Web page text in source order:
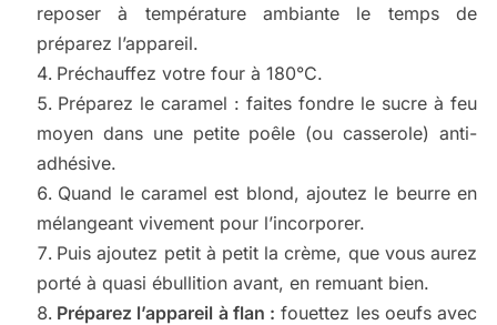
reposer à température ambiante le temps de
préparez l’appareil.
Préchauffez votre four à 180°C.
Préparez le caramel : faites fondre le sucre à feu
moyen dans une petite poêle (ou casserole) anti-
adhésive.
Quand le caramel est blond, ajoutez le beurre en
mélangeant vivement pour l’incorporer.
Puis ajoutez petit à petit la crème, que vous aurez
porté à quasi ébullition avant, en remuant bien.
Préparez l’appareil à flan : fouettez les oeufs avec